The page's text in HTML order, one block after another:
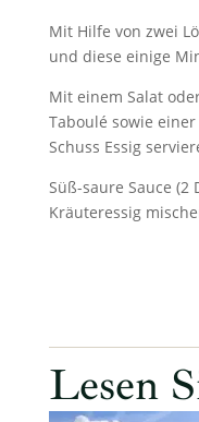
Mit Hilfe von zwei
und diese einige
Mit einem Salat
Taboulé sowie
Schuss Essig
Süß-saure Sauce
Kräuteressig
Lesen